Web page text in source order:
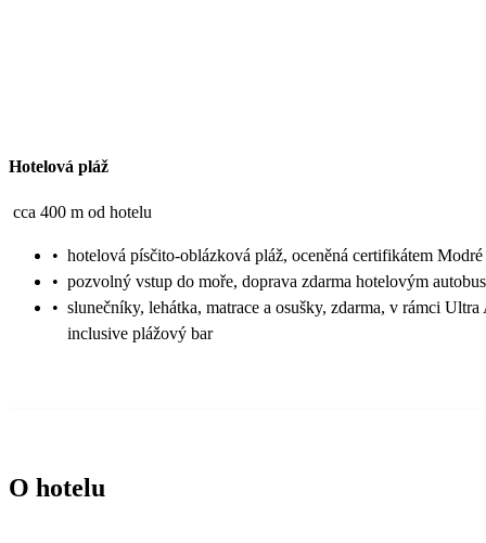
Hotelová pláž
cca 400 m od hotelu
• hotelová písčito-oblázková pláž, oceněná certifikátem
• pozvolný vstup do moře, doprava zdarma hotelovým
• slunečníky, lehátka, matrace a osušky, zdarma, v rámci
inclusive plážový bar
O hotelu